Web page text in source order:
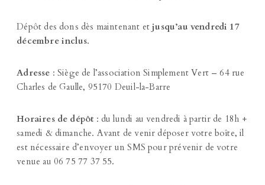
Dépôt des dons dès maintenant et jusqu’au vendredi 17
décembre inclus.
Adresse : Siège de l’association Simplement Vert – 64 rue
Charles de Gaulle, 95170 Deuil-la-Barre
Horaires de dépôt : du lundi au vendredi à partir de 18h +
samedi & dimanche. Avant de venir déposer votre boîte, il
est nécessaire d’envoyer un SMS pour prévenir de votre
venue au 06 75 77 37 55.